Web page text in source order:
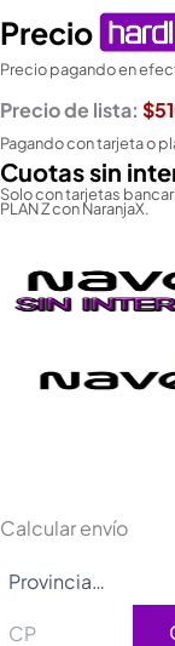
Precio
Precio pagando en
Precio de lista:
Pagando con tarjeta o
Cuotas sin
Solo con tarjetas
PLAN Z con NaranjaX.
Calcular envío